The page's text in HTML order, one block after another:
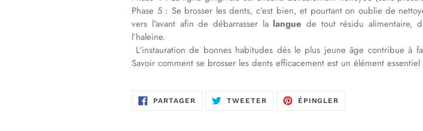
Phase 5 : Se brosser les dents, c'est bien, et pourtant on oublie de
vers l'avant afin de débarrasser la langue de tout résidu alimentaire,
l’haleine.
L'instauration de bonnes habitudes dès le plus jeune âge contribue à
Savoir comment se brosser les dents efficacement est un élément
PARTAGERPARTAGERTWEETERTWEETERÉPINGLER